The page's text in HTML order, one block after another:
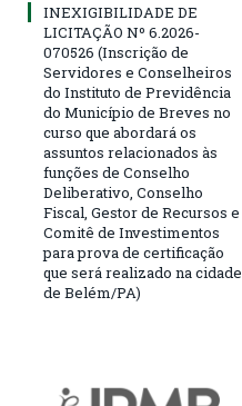
INEXIGIBILIDADE DE
LICITAÇÃO Nº 6.2026-
070526 (Inscrição de
Servidores e Conselheiros
do Instituto de Previdência
do Município de Breves no
curso que abordará os
assuntos relacionados às
funções de Conselho
Deliberativo, Conselho
Fiscal, Gestor de Recursos e
Comitê de Investimentos
para prova de certificação
que será realizado na cidade
de Belém/PA)